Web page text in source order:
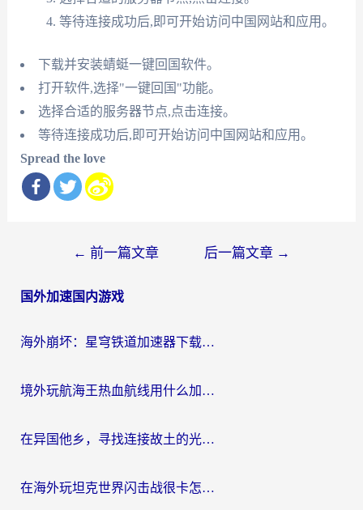
等待连接成功后,即可开始访问中国网站和应用。
下载并安装蜻蜓一键回国软件。
打开软件,选择"一键回国"功能。
选择合适的服务器节点,点击连接。
等待连接成功后,即可开始访问中国网站和应用。
Spread the love
导
← 前一篇文章 后一篇文章 →
国外加速国内游戏
海外崩坏：星穹铁道加速器下载安装：一份给游子的终极网络指南
境外玩航海王热血航线用什么加速器？2026海外玩家实测最优方案（附欧洲问道堡垒前线加速技巧）
在异国他乡，寻找连接故土的光明大陆免费加速器
在海外玩坦克世界闪击战很卡怎么办？老玩家亲测有效的加速器选择指南